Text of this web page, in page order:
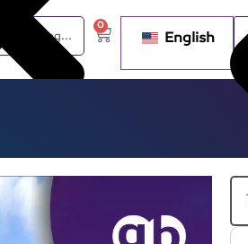
0
English